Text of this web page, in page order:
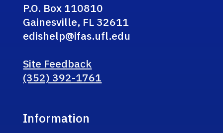
P.O. Box 110810
Gainesville, FL 32611
edishelp@ifas.ufl.edu
Site Feedback
(352) 392-1761
Information